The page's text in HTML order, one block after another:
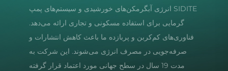
SIDITE انرژی آبگرمکن‌های خورشیدی و سیستم‌های پمپ
گرمایی برای استفاده مسکونی و تجاری ارائه می‌دهد.
فناوری‌های کم‌کربن و پربازده ما باعث کاهش انتشارات و
صرفه‌جویی در مصرف انرژی می‌شوند. این شرکت به
مدت 19 سال در سطح جهانی مورد اعتماد قرار گرفته